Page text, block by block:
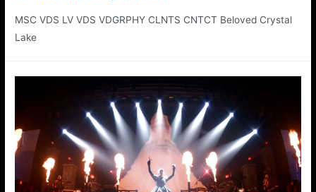
MSC VDS LV VDS VDGRPHY CLNTS CNTCT Beloved Crystal
Lake